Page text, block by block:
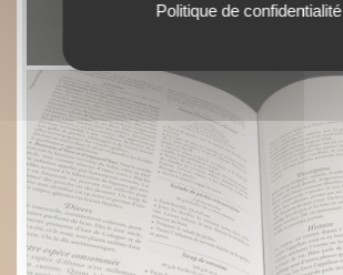
Politique de confidentialité